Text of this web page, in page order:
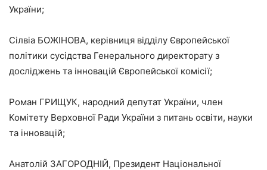
України;
Сілвіа БОЖІНОВА, керівниця відділу Європейської
політики сусідства Генерального директорату з
досліджень та інновацій Європейської комісії;
Роман ГРИЩУК, народний депутат України, член
Комітету Верховної Ради України з питань освіти, науки
та інновацій;
Анатолій ЗАГОРОДНІЙ, Президент Національної